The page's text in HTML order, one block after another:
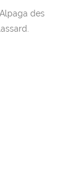
des